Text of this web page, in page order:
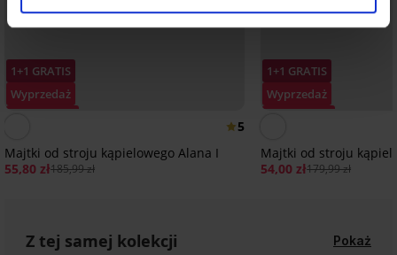
1+1 GRATIS
Wyprzedaż
5
Majtki od stroju kąpielowego Alana I
55,80 zł185,99 zł
1+1 GRATIS
Wyprzedaż
Majtki od stroju
54,00 zł179,99 zł
Z tej samej kolekcji Pokaż